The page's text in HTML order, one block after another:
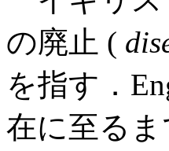
の廃止 (
を指す．
在に至るま